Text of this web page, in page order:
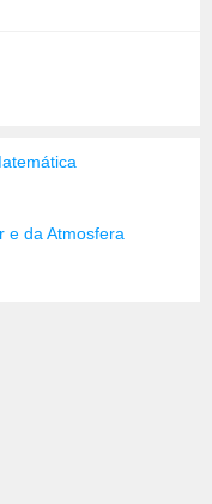
e da Atmosfera